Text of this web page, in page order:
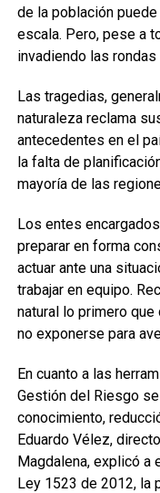
de la población
escala. Pero, pese a
invadiendo las rondas
Las tragedias,
naturaleza reclama
antecedentes en el
la falta de
mayoría de las
Los entes
preparar en forma
actuar ante una
trabajar en equipo.
natural lo primero
no exponerse para
En cuanto a las
Gestión del Riesgo
conocimiento,
Eduardo Vélez,
Magdalena, explicó a
Ley 1523 de 2012, la